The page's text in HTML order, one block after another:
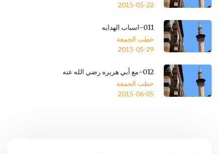
2015-05-22
011-اسباب الهدايه
خطب الجمعة
2015-05-29
012-مع أبي هريره رضي الله عنه
خطب الجمعة
2015-06-05